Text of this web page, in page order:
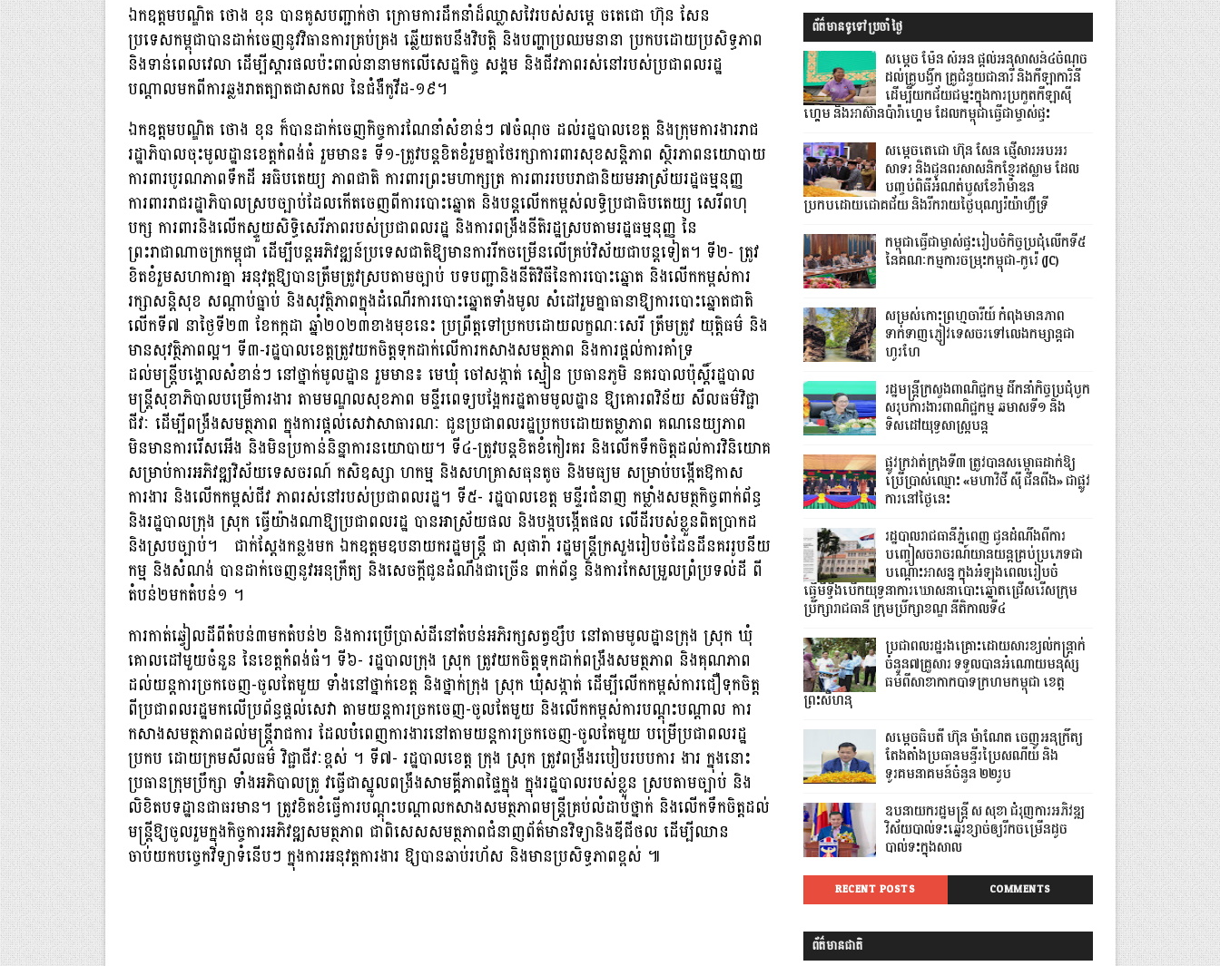
ឯកឧត្តមបណ្ឌិត ថោង ខុន បានគូសបញ្ជាក់ថា ក្រោមការដឹកនាំដ៏ឈ្លាសវៃរបស់សម្តេ ចតេជោ ហ៊ុន សែន
ប្រទេសកម្ពុជាបានដាក់ចេញនូវវិធានការគ្រប់គ្រង ឆ្លើយតបនឹងវិបត្តិ និងបញ្ហាប្រឈមនានា ប្រកបដោយប្រសិទ្ធភាព
និងទាន់ពេលវេលា ដើម្បីស្តារផលប៉ះពាល់នានាមកលើសេដ្ឋកិច្ច សង្គម និងជីវភាពរស់នៅរបស់ប្រជាពលរដ្ឋ
បណ្តាលមកពីការឆ្លងរាតត្បាតជាសកល នៃជំងឺកូវីដ-១៩។
ឯកឧត្តមបណ្ឌិត ថោង ខុន ក៏បានដាក់ចេញកិច្ចការណែនាំសំខាន់ៗ ៧ចំណុច ដល់រដ្ឋបាលខេត្ត និងក្រុមការងាររាជ
រដ្ឋាភិបាលចុះមូលដ្ឋានខេត្តកំពង់ធំ រួមមាន៖ ទី១-ត្រូវបន្តខិតខំរួមគ្នាថែរក្សាការពារសុខសន្តិភាព ស្ថិរភាពនយោបាយ
ការពារបូរណភាពទឹកដី អធិបតេយ្យ ភាពជាតិ ការពារព្រះមហាក្សត្រ ការពាររបបរាជានិយមអាស្រ័យរដ្ឋធម្មនុញ្ញ
ការពាររាជរដ្ឋាភិបាលស្របច្បាប់ដែលកើតចេញពីការបោះឆ្នោត និងបន្តលើកកម្ពស់លទ្ធិប្រជាធិបតេយ្យ សេរីពហុ
បក្ស ការពារនិងលើកស្ទួយសិទ្ធិសេរីភាពរបស់ប្រជាពលរដ្ឋ និងការពង្រឹងនីតិរដ្ឋស្របតាមរដ្ឋធម្មនុញ្ញ នៃ
ព្រះរាជាណាចក្រកម្ពុជា ដើម្បីបន្តអភិវឌ្ឍន៍ប្រទេសជាតិឱ្យមានការរីកចម្រើនលើគ្រប់វិស័យជាបន្តទៀត។ ទី២- ត្រូវ
ខិតខំរួមសហការគ្នា អនុវត្តឱ្យបានត្រឹមត្រូវស្របតាមច្បាប់ បទបញ្ជានិងនីតិវិធីនៃការបោះឆ្នោត និងលើកកម្ពស់ការ
រក្សាសន្តិសុខ សណ្តាប់ធ្នាប់ និងសុវត្ថិភាពក្នុងដំណើរការបោះឆ្នោតទាំងមូល សំដៅរួមគ្នាធានាឱ្យការបោះឆ្នោតជាតិ
លើកទី៧ នាថ្ងៃទី២៣ ខែកក្កដា ឆ្នាំ២០២៣ខាងមុខនេះ ប្រព្រឹត្តទៅប្រកបដោយលក្ខណៈសេរី ត្រឹមត្រូវ យុត្តិធម៌ និង
មានសុវត្ថិភាពល្អ។ ទី៣-រដ្ឋបាលខេត្តត្រូវយកចិត្តទុកដាក់លើការកសាងសមត្ថភាព និងការផ្តល់ការគាំទ្រ
ដល់មន្រ្តីបង្គោលសំខាន់ៗ នៅថ្នាក់មូលដ្ឋាន រួមមាន៖ មេឃុំ ចៅសង្កាត់ ស្មៀន ប្រធានភូមិ នគរបាលប៉ុស្តិ៍រដ្ឋបាល
មន្រ្តីសុខាភិបាលបម្រើការងារ តាមមណ្ឌលសុខភាព មន្ទីរពេទ្យបង្អែករដ្ឋតាមមូលដ្ឋាន ឱ្យគោរពវិន័យ សីលធម៌វិជ្ជា
ជីវៈ ដើម្បីពង្រឹងសមត្ថភាព ក្នុងការផ្តល់សេវាសាធារណៈ ជូនប្រជាពលរដ្ឋប្រកបដោយតម្លាភាព គណនេយ្យភាព
មិនមានការរើសអើង និងមិនប្រកាន់និន្នាការនយោបាយ។ ទី៤-ត្រូវបន្តខិតខំកៀរគរ និងលើកទឹកចិត្តដល់ការវិនិយោគ
សម្រាប់ការអភិវឌ្ឍវិស័យទេសចរណ៍ កសិឧស្សា ហកម្ម និងសហគ្រាសធុនតូច និងមធ្យម សម្រាប់បង្កើតឱកាស
ការងារ និងលើកកម្ពស់ជីវ ភាពរស់នៅរបស់ប្រជាពលរដ្ឋ។ ទី៥- រដ្ឋបាលខេត្ត មន្ទីរជំនាញ កម្លាំងសមត្ថកិច្ចពាក់ព័ន្ធ
និងរដ្ឋបាលក្រុង ស្រុក ធ្វើយ៉ាងណាឱ្យប្រជាពលរដ្ឋ បានអាស្រ័យផល និងបង្កបង្កើតផល លើដីរបស់ខ្លួនពិតប្រាកដ
និងស្របច្បាប់។ ជាក់ស្ដែងកន្លងមក ឯកឧត្តមឧបនាយករដ្ឋមន្ត្រី ជា សុផារ៉ា រដ្ឋមន្ត្រីក្រសួងរៀបចំដែនដីនគររូបនីយ
កម្ម និងសំណង់ បានដាក់ចេញនូវអនុក្រឹត្យ និងសេចក្តីជូនដំណឹងជាច្រើន ពាក់ព័ន្ធ និងការកែសម្រួលព្រំប្រទល់ដី ពី
តំបន់២មកតំបន់១ ។
ការកាត់ឆ្វៀលដីពីតំបន់៣មកតំបន់២ និងការប្រើប្រាស់ដីនៅតំបន់អភិរក្សសត្វខ្សឹប នៅតាមមូលដ្ឋានក្រុង ស្រុក ឃុំ
គោលដៅមួយចំនួន នៃខេត្តកំពង់ធំ។ ទី៦- រដ្ឋបាលក្រុង ស្រុក ត្រូវយកចិត្តទុកដាក់ពង្រឹងសមត្ថភាព និងគុណភាព
ដល់យន្តការច្រកចេញ-ចូលតែមួយ ទាំងនៅថ្នាក់ខេត្ត និងថ្នាក់ក្រុង ស្រុក ឃុំសង្កាត់ ដើម្បីលើកកម្ពស់ការជឿទុកចិត្ត
ពីប្រជាពលរដ្ឋមកលើប្រព័ន្ធផ្ដល់សេវា តាមយន្តការច្រកចេញ-ចូលតែមួយ និងលើកកម្ពស់ការបណ្ដុះបណ្ដាល ការ
កសាងសមត្ថភាពដល់មន្ត្រីរាជការ ដែលបំពេញការងារនៅតាមយន្តការច្រកចេញ-ចូលតែមួយ បម្រើប្រជាពលរដ្ឋ
ប្រកប ដោយក្រមសីលធម៌ វិជ្ជាជីវៈខ្ពស់ ។ ទី៧- រដ្ឋបាលខេត្ត ក្រុង ស្រុក ត្រូវពង្រឹងរបៀបរបបការ ងារ ក្នុងនោះ
ប្រធានក្រុមប្រឹក្សា ទាំងអភិបាលត្រូ វធ្វើជាស្នូលពង្រឹងសាមគ្គីភាពផ្ទៃក្នុង ក្នុងរដ្ឋបាលរបស់ខ្លួន ស្របតាមច្បាប់ និង
លិខិតបទដ្ឋានជាធរមាន។ ត្រូវខិតខំធ្វើការបណ្ដុះបណ្ដាលកសាងសមត្ថភាពមន្ត្រីគ្រប់លំដាប់ថ្នាក់ និងលើកទឹកចិត្តដល់
មន្ត្រីឱ្យចូលរួមក្នុងកិច្ចការអភិវឌ្ឍសមត្ថភាព ជាពិសេសសមត្ថភាពជំនាញព័ត៌មានវិទ្យានិងឌីជីថល ដើម្បីឈាន
ចាប់យកបច្ចេកវិទ្យាទំនើបៗ ក្នុងការអនុវត្តការងារ ឱ្យបានឆាប់រហ័ស និងមានប្រសិទ្ធភាពខ្ពស់ ៕
ព័ត៌មានទូទៅប្រចាំថ្ងៃ
សម្តេច ម៉ែន សំអន ផ្តល់អនុសាសន៍៤ចំណុច
ដល់គ្រូបង្វឹក គ្រូជំនួយជានារី និងកីឡាការិនី
ដើម្បីយកជ័យជម្នះក្នុងការប្រកួតកីឡាស៊ី
ហ្គេម និងអាស៊ានប៉ារ៉ាហ្គេម ដែលកម្ពុជាធ្វើជាម្ចាស់ផ្ទះ
សម្ដេចតេជោ ហ៊ុន សែន ផ្ញើសារអបអរ
សាទរ និងជូនពរសាសនិកខ្មែរឥស្លាម ដែល
បញ្ចប់ពិធីអំណត់បួសខែរ៉ាម៉ាឌន
ប្រកបដោយជោគជ័យ និងរីករាយថ្ងៃបុណ្យរ៉យ៉ាហ៊្វីទ្រី
កម្ពុជាធ្វើជាម្ចាស់ផ្ទះរៀបចំកិច្ចប្រជុំលើកទី៥
នៃគណៈកម្មការចម្រុះកម្ពុជា-កូរ៉េ (JC)
សម្រស់កោះព្រហ្មចារីយ៍ កំពុងមានភាព
ទាក់ទាញភ្ញៀវទេសចរទៅលេងកម្សាន្តជា
ហូរហែ
រដ្ឋមន្ត្រីក្រសួងពាណិជ្ជកម្ម ដឹកនាំកិច្ចប្រជុំបូក
សរុបការងារពាណិជ្ជកម្ម ឆមាសទី១ និង
ទិសដៅយុទ្ធសាស្រ្តបន្ត
ផ្លូវក្រវាត់ក្រុងទី៣ ត្រូវបានសម្ពោធដាក់ឱ្យ
ប្រើប្រាស់ឈ្មោះ «មហាវិថី ស៊ី ជីនពីង» ជាផ្លូវ
ការនៅថ្ងៃនេះ
រដ្ឋបាលរាជធានីភ្នំពេញ ជូនដំណឹងពីការ
បញ្ចៀសចរាចរណ៍យានយន្តគ្រប់ប្រភេទជា
បណ្តោះអាសន្ន ក្នុងអំឡុងពេលរៀបចំ
ធ្វើមីទ្ទីងបើកយុទ្ធនាការឃោសនាបោះឆ្នោតជ្រើសរើសក្រុម
ប្រឹក្សារាជធានី ក្រុមប្រឹក្សាខណ្ឌ នីតិកាលទី៤
ប្រជាពលរដ្ឋរងគ្រោះដោយសារខ្យល់កន្ត្រាក់
ចំនួន៧គ្រួសារ ទទួលបានអំណោយមនុស្ស
ធម៌ពីសាខាកាកបាទក្រហមកម្ពុជា ខេត្ត
ព្រះសីហនុ
សម្តេចធិបតី ហ៊ុន ម៉ាណែត ចេញអនុក្រឹត្យ
តែងតាំងប្រធានមន្ទីរប្រៃសណីយ៍ និង
ទូរគមនាគមន៍ចំនួន ២២រូប
ឧបនាយករដ្ឋមន្ដ្រី ស សុខា ជំរុញការអភិវឌ្ឍ
វិស័យបាល់ទះឆ្នេរខ្សាច់ឲ្យរីកចម្រើនដូច
បាល់ទះក្នុងសាល
RECENT POSTS COMMENTS
ព័ត៌មានជាតិ